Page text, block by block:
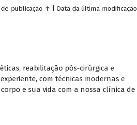
de publicação ↑ Data da última modificação
reabilitação pós-cirúrgica e
com técnicas modernas e
e sua vida com a nossa clínica de